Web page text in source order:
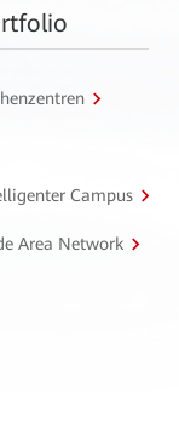
Campus
Area Network